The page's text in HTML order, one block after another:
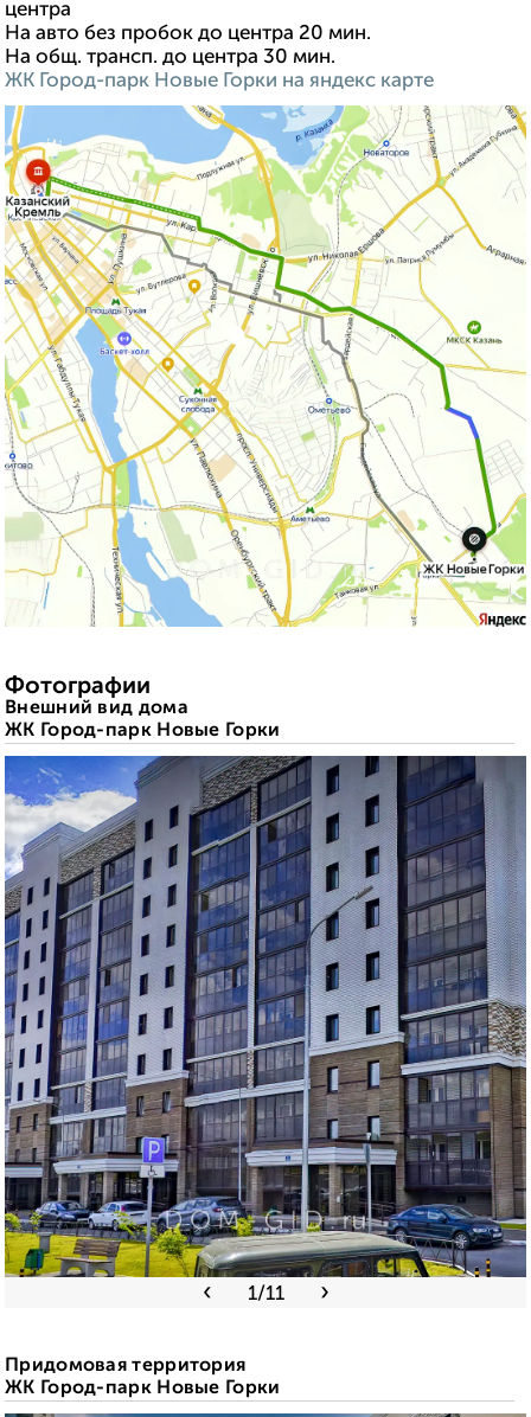
центра
На авто без пробок до центра 20 мин.
На общ. трансп. до центра 30 мин.
ЖК Город-парк Новые Горки на яндекс карте
Фотографии
Внешний вид дома
ЖК Город-парк Новые Горки
‹ 1/11 ›
Придомовая территория
ЖК Город-парк Новые Горки